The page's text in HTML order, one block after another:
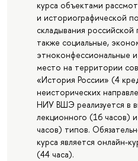
курса объектами
и историографической
складывания российской
также социальные,
этноконфессиональные
место на территории
«История России» (4
неисторических
НИУ ВШЭ реализуется в
лекционного (16 часов)
часов) типов.
курса является онлайн-
(44 часа).